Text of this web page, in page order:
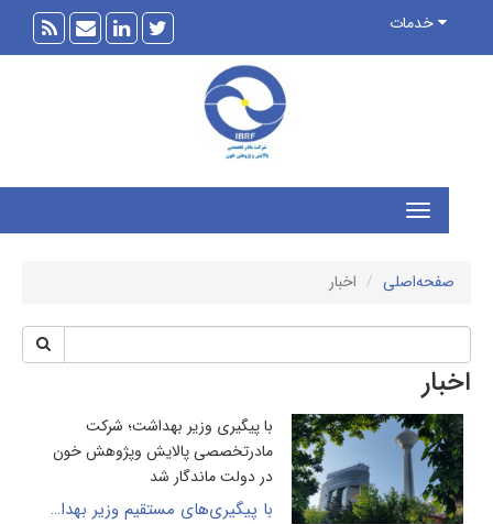
خدمات
اخبار
با پیگیری وزیر بهداشت؛ شرکت
مادرتخصصی پالایش وپژوهش خون
در دولت ماندگار شد
با پیگیری‌های مستقیم وزیر بهداشت و تصویب هیئت وزیران، شرکت مادر تخصصی پالایش و پژوهش خون، در بدنه دولت تثبیت شد.